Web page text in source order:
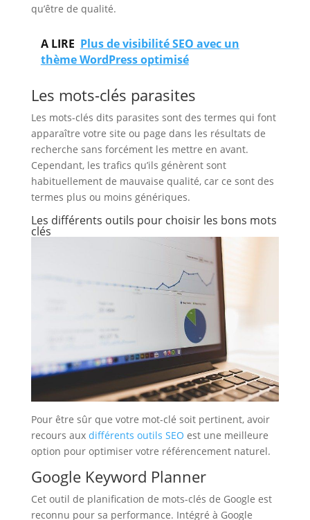
qu’être de qualité.
A LIRE Plus de visibilité SEO avec un
thème WordPress optimisé
Les mots-clés parasites
Les mots-clés dits parasites sont des termes qui font
apparaître votre site ou page dans les résultats de
recherche sans forcément les mettre en avant.
Cependant, les trafics qu’ils génèrent sont
habituellement de mauvaise qualité, car ce sont des
termes plus ou moins génériques.
Les différents outils pour choisir les bons mots
clés
Pour être sûr que votre mot-clé soit pertinent, avoir
recours aux différents outils SEO est une meilleure
option pour optimiser votre référencement naturel.
Google Keyword Planner
Cet outil de planification de mots-clés de Google est
reconnu pour sa performance. Intégré à Google